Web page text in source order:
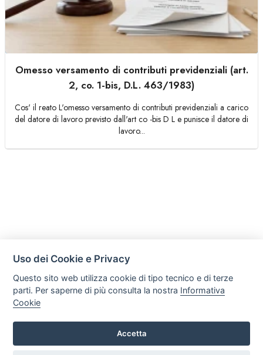
Omesso versamento di contributi previdenziali (art.
2, co. 1-bis, D.L. 463/1983)
Cos' il reato L'omesso versamento di contributi previdenziali a carico
del datore di lavoro previsto dall'art co -bis D L e punisce il datore di
lavoro...
Uso dei Cookie e Privacy
Questo sito web utilizza cookie di tipo tecnico e di terze
parti. Per saperne di più consulta la nostra Informativa
Cookie
Accetta